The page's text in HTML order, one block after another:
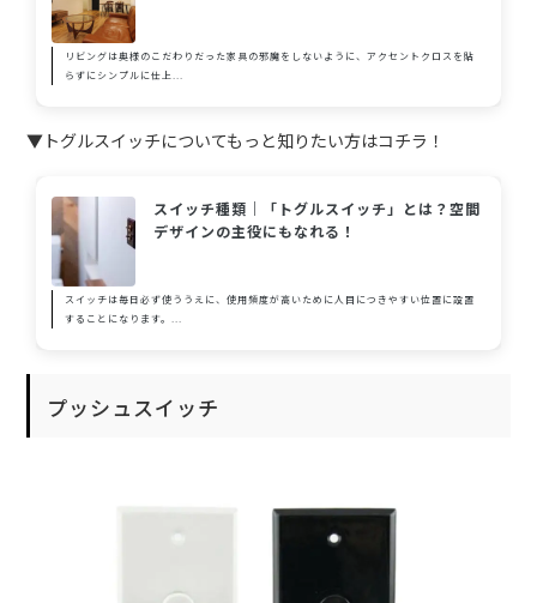
リビングは奥様のこだわりだった家具の邪魔をしないように、アクセントクロスを貼
らずにシンプルに仕上...
▼トグルスイッチについてもっと知りたい方はコチラ！
スイッチ種類｜「トグルスイッチ」とは？空間
デザインの主役にもなれる！
スイッチは毎日必ず使ううえに、使用頻度が高いために人目につきやすい位置に設置
することになります。...
プッシュスイッチ